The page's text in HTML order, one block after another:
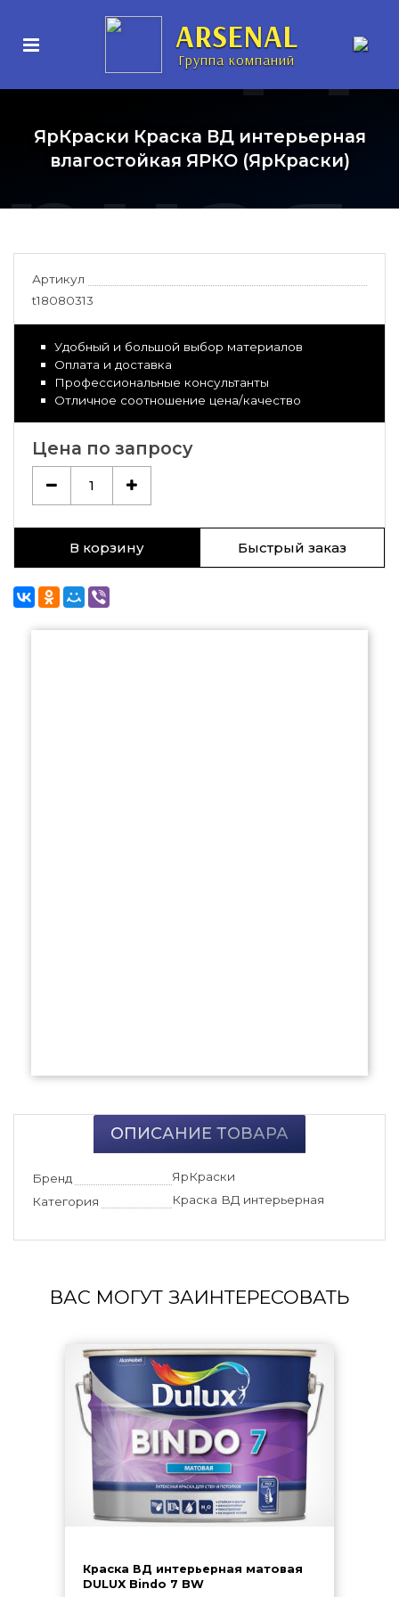
ARSENAL
Группа компаний
ЯрКраски Краска ВД интерьерная
влагостойкая ЯРКО (ЯрКраски)
Артикул
t18080313
Удобный и большой выбор материалов
Оплата и доставка
Профессиональные консультанты
Отличное соотношение цена/качество
Цена по запросу
1
В корзину Быстрый заказ
ОПИСАНИЕ ТОВАРА
Бренд
ЯрКраски
Категория
Краска ВД интерьерная
ВАС МОГУТ ЗАИНТЕРЕСОВАТЬ
Краска ВД интерьерная матовая
DULUX Bindo 7 BW